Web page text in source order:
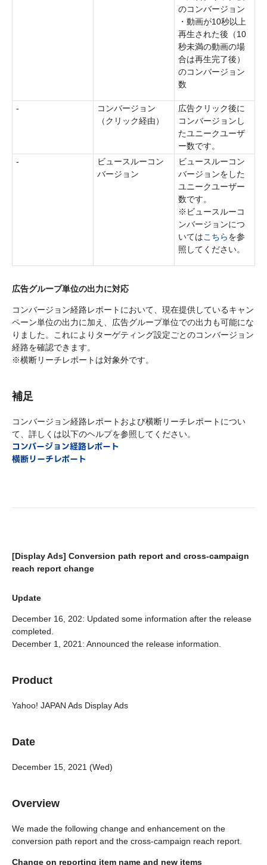
のコンバージョン
・動画が10秒以上
再生された後（10
秒未満の動画の場
合は再生完了後）
のコンバージョン
数
-
コンバージョン
（クリック経由）
広告クリック後に
コンバージョンし
たユニークユーザ
ー数です。
-
ビュースルーコン
バージョン
ビュースルーコン
バージョンをした
ユニークユーザー
数です。
※ビュースルーコ
ンバージョンにつ
いてはこちらを参
照してください。
広告グループ単位の出力に対応
コンバージョン経路レポートにおいて、現在提供しているキャン
ペーン単位の出力に加え、広告グループ単位での出力も可能にな
りました。これによりターゲティング設定ごとのコンバージョン
経路を確認できます。
※横断リーチレポートは対象外です。
補足
コンバージョン経路レポートおよび横断リーチレポートについ
て、詳しくは以下のヘルプを参照してください。
コンバージョン経路レポート
横断リーチレポート
[Display Ads] Conversion path report and cross-campaign
reach report change
Update
December 16, 202: Updated some information after the release
completed.
December 1, 2021: Announced the release information.
Product
Yahoo! JAPAN Ads Display Ads
Date
December 15, 2021 (Wed)
Overview
We made the following change and enhancement on the
conversion path report and the cross-campaign reach report.
Change on reporting item name and new items